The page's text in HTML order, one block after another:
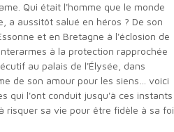
Qui était l'homme que le monde
a aussitôt salué en héros ? De son
et en Bretagne à l'éclosion de
à la protection rapprochée
au palais de l'Élysée, dans
de son amour pour les siens… voici
qui l'ont conduit jusqu'à ces instants
risquer sa vie pour être fidèle à sa foi,